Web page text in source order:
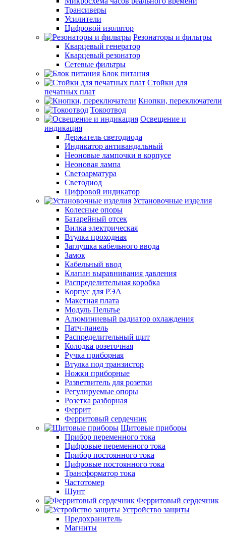
Трансиверы
Усилители
Цифровой изолятор
Резонаторы и фильтры
Кварцевый генератор
Кварцевый резонатор
Сетевые фильтры
Блок питания
Стойки для
печатных плат
Кнопки, переключатели
Токоотвод
Освещение и
индикация
Держатель светодиода
Индикатор антивандальный
Неоновые лампочки в корпусе
Неоновая лампа
Светоарматура
Светодиод
Цифровой индикатор
Установочные изделия
Колесные опоры
Батарейный отсек
Вилка электрическая
Втулка проходная
Заглушка кабельного ввода
Замок
Кабельный ввод
Клапан выравнивания давления
Распределительная коробка
Корпус для РЭА
Макетная плата
Модуль Пельтье
Алюминиевый радиатор охлаждения
Патч-панель
Распределительный щит
Колодка розеточная
Ручка приборная
Втулка под транзистор
Ножки приборные
Разветвитель для розетки
Регулируемые опоры
Розетка разборная
Феррит
Ферритовый сердечник
Щитовые приборы
Прибор переменного тока
Цифровые переменного тока
Прибор постоянного тока
Цифровые постоянного тока
Трансформатор тока
Частотомер
Шунт
Ферритовый сердечник
Устройство защиты
Предохранитель
Магниты